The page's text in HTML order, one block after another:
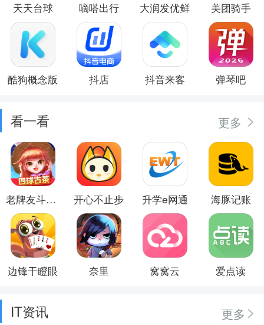
天天台球 嘀嗒出行 大润发优鲜 美团骑手
酷狗概念版 抖店 抖音来客 弹琴吧
看一看 更多
老牌友斗地主 开心不止步 升学e网通 海豚记账
边锋干瞪眼 奈里 窝窝云 爱点读
IT资讯
更多